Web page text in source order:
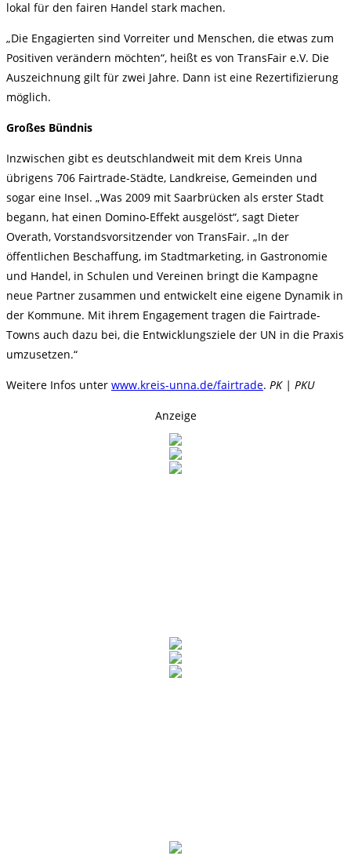
lokal für den fairen Handel stark machen.
„Die Engagierten sind Vorreiter und Menschen, die etwas zum
Positiven verändern möchten“, heißt es von TransFair e.V. Die
Auszeichnung gilt für zwei Jahre. Dann ist eine Rezertifizierung
möglich.
Großes Bündnis
Inzwischen gibt es deutschlandweit mit dem Kreis Unna
übrigens 706 Fairtrade-Städte, Landkreise, Gemeinden und
sogar eine Insel. „Was 2009 mit Saarbrücken als erster Stadt
begann, hat einen Domino-Effekt ausgelöst“, sagt Dieter
Overath, Vorstandsvorsitzender von TransFair. „In der
öffentlichen Beschaffung, im Stadtmarketing, in Gastronomie
und Handel, in Schulen und Vereinen bringt die Kampagne
neue Partner zusammen und entwickelt eine eigene Dynamik in
der Kommune. Mit ihrem Engagement tragen die Fairtrade-
Towns auch dazu bei, die Entwicklungsziele der UN in die Praxis
umzusetzen.“
Weitere Infos unter www.kreis-unna.de/fairtrade. PK | PKU
Anzeige